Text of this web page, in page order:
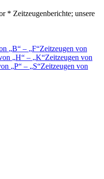
* Zeitzeugenberichte; unsere
B – F Zeitzeugen von
H – K Zeitzeugen von
P – S Zeitzeugen von